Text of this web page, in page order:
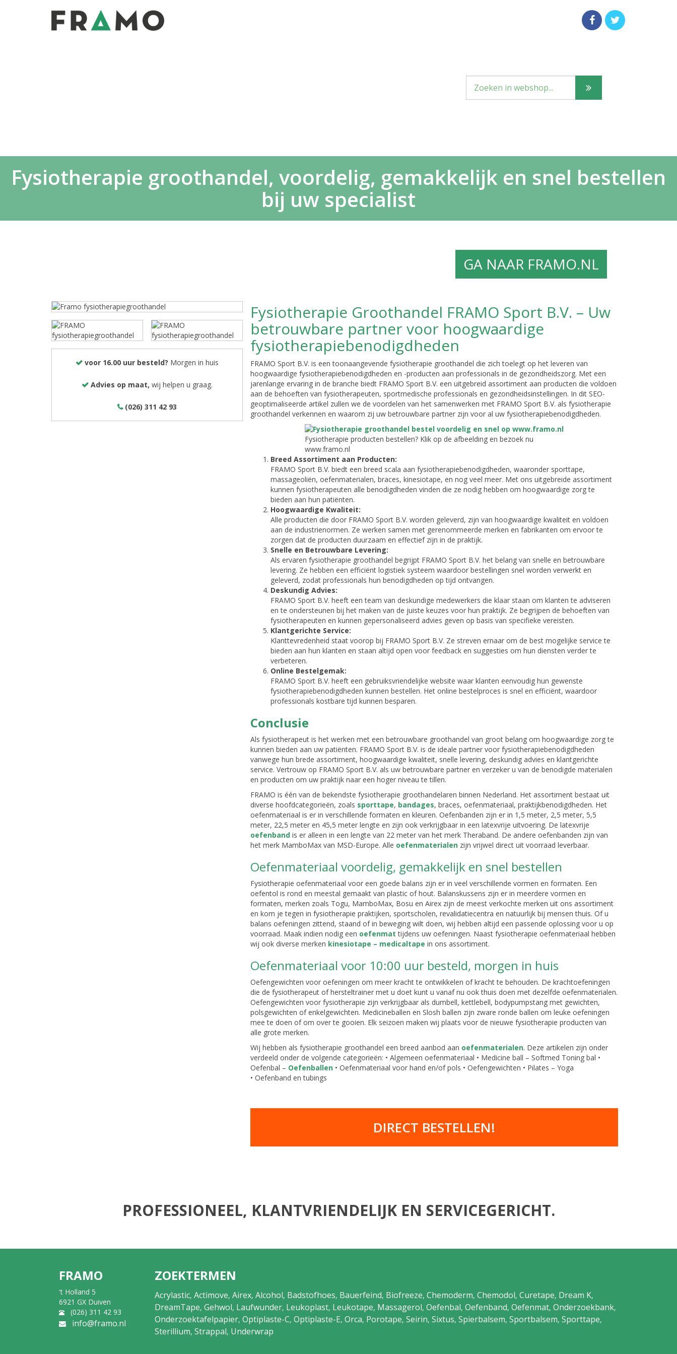
Fysiotherapie groothandel, voordelig, gemakkelijk en snel bestellen
bij uw specialist
GA NAAR FRAMO.NL
voor 16.00 uur besteld? Morgen in huis
Advies op maat, wij helpen u graag.
(026) 311 42 93
Fysiotherapie Groothandel FRAMO Sport B.V. – Uw
betrouwbare partner voor hoogwaardige
fysiotherapiebenodigdheden
FRAMO Sport B.V. is een toonaangevende fysiotherapie groothandel die zich toelegt op het leveren van
hoogwaardige fysiotherapiebenodigdheden en -producten aan professionals in de gezondheidszorg. Met een
jarenlange ervaring in de branche biedt FRAMO Sport B.V. een uitgebreid assortiment aan producten die voldoen
aan de behoeften van fysiotherapeuten, sportmedische professionals en gezondheidsinstellingen. In dit SEO-
geoptimaliseerde artikel zullen we de voordelen van het samenwerken met FRAMO Sport B.V. als fysiotherapie
groothandel verkennen en waarom zij uw betrouwbare partner zijn voor al uw fysiotherapiebenodigdheden.
Fysiotherapie producten bestellen? Klik op de afbeelding en bezoek nu
www.framo.nl
Breed Assortiment aan Producten:
FRAMO Sport B.V. biedt een breed scala aan fysiotherapiebenodigdheden, waaronder sporttape,
massageoliën, oefenmaterialen, braces, kinesiotape, en nog veel meer. Met ons uitgebreide assortiment
kunnen fysiotherapeuten alle benodigdheden vinden die ze nodig hebben om hoogwaardige zorg te
bieden aan hun patiënten.
Hoogwaardige Kwaliteit:
Alle producten die door FRAMO Sport B.V. worden geleverd, zijn van hoogwaardige kwaliteit en voldoen
aan de industrienormen. Ze werken samen met gerenommeerde merken en fabrikanten om ervoor te
zorgen dat de producten duurzaam en effectief zijn in de praktijk.
Snelle en Betrouwbare Levering:
Als ervaren fysiotherapie groothandel begrijpt FRAMO Sport B.V. het belang van snelle en betrouwbare
levering. Ze hebben een efficiënt logistiek systeem waardoor bestellingen snel worden verwerkt en
geleverd, zodat professionals hun benodigdheden op tijd ontvangen.
Deskundig Advies:
FRAMO Sport B.V. heeft een team van deskundige medewerkers die klaar staan om klanten te adviseren
en te ondersteunen bij het maken van de juiste keuzes voor hun praktijk. Ze begrijpen de behoeften van
fysiotherapeuten en kunnen gepersonaliseerd advies geven op basis van specifieke vereisten.
Klantgerichte Service:
Klanttevredenheid staat voorop bij FRAMO Sport B.V. Ze streven ernaar om de best mogelijke service te
bieden aan hun klanten en staan altijd open voor feedback en suggesties om hun diensten verder te
verbeteren.
Online Bestelgemak:
FRAMO Sport B.V. heeft een gebruiksvriendelijke website waar klanten eenvoudig hun gewenste
fysiotherapiebenodigdheden kunnen bestellen. Het online bestelproces is snel en efficiënt, waardoor
professionals kostbare tijd kunnen besparen.
Conclusie
Als fysiotherapeut is het werken met een betrouwbare groothandel van groot belang om hoogwaardige zorg te
kunnen bieden aan uw patiënten. FRAMO Sport B.V. is de ideale partner voor fysiotherapiebenodigdheden
vanwege hun brede assortiment, hoogwaardige kwaliteit, snelle levering, deskundig advies en klantgerichte
service. Vertrouw op FRAMO Sport B.V. als uw betrouwbare partner en verzeker u van de benodigde materialen
en producten om uw praktijk naar een hoger niveau te tillen.
FRAMO is één van de bekendste fysiotherapie groothandelaren binnen Nederland. Het assortiment bestaat uit
diverse hoofdcategorieën, zoals sporttape, bandages, braces, oefenmateriaal, praktijkbenodigdheden. Het
oefenmateriaal is er in verschillende formaten en kleuren. Oefenbanden zijn er in 1,5 meter, 2,5 meter, 5,5
meter, 22,5 meter en 45,5 meter lengte en zijn ook verkrijgbaar in een latexvrije uitvoering. De latexvrije
oefenband is er alleen in een lengte van 22 meter van het merk Theraband. De andere oefenbanden zijn van
het merk MamboMax van MSD-Europe. Alle oefenmaterialen zijn vrijwel direct uit voorraad leverbaar.
Oefenmateriaal voordelig, gemakkelijk en snel bestellen
Fysiotherapie oefenmateriaal voor een goede balans zijn er in veel verschillende vormen en formaten. Een
oefentol is rond en meestal gemaakt van plastic of hout. Balanskussens zijn er in meerdere vormen en
formaten, merken zoals Togu, MamboMax, Bosu en Airex zijn de meest verkochte merken uit ons assortiment
en kom je tegen in fysiotherapie praktijken, sportscholen, revalidatiecentra en natuurlijk bij mensen thuis. Of u
balans oefeningen zittend, staand of in beweging wilt doen, wij hebben altijd een passende oplossing voor u op
voorraad. Maak indien nodig een oefenmat tijdens uw oefeningen. Naast fysiotherapie oefenmateriaal hebben
wij ook diverse merken kinesiotape – medicaltape in ons assortiment.
Oefenmateriaal voor 10:00 uur besteld, morgen in huis
Oefengewichten voor oefeningen om meer kracht te ontwikkelen of kracht te behouden. De krachtoefeningen
die de fysiotherapeut of hersteltrainer met u doet kunt u vanaf nu ook thuis doen met dezelfde oefenmaterialen.
Oefengewichten voor fysiotherapie zijn verkrijgbaar als dumbell, kettlebell, bodypumpstang met gewichten,
polsgewichten of enkelgewichten. Medicineballen en Slosh ballen zijn zware ronde ballen om leuke oefeningen
mee te doen of om over te gooien. Elk seizoen maken wij plaats voor de nieuwe fysiotherapie producten van
alle grote merken.
Wij hebben als fysiotherapie groothandel een breed aanbod aan oefenmaterialen. Deze artikelen zijn onder
verdeeld onder de volgende categorieën: • Algemeen oefenmateriaal • Medicine ball – Softmed Toning bal •
Oefenbal – Oefenballen • Oefenmateriaal voor hand en/of pols • Oefengewichten • Pilates – Yoga
• Oefenband en tubings
DIRECT BESTELLEN!
PROFESSIONEEL, KLANTVRIENDELIJK EN SERVICEGERICHT.
FRAMO
't Holland 5
6921 GX Duiven
(026) 311 42 93
info@framo.nl
ZOEKTERMEN
Acrylastic, Actimove, Airex, Alcohol, Badstofhoes, Bauerfeind, Biofreeze, Chemoderm, Chemodol, Curetape, Dream K,
DreamTape, Gehwol, Laufwunder, Leukoplast, Leukotape, Massagerol, Oefenbal, Oefenband, Oefenmat, Onderzoekbank,
Onderzoektafelpapier, Optiplaste-C, Optiplaste-E, Orca, Porotape, Seirin, Sixtus, Spierbalsem, Sportbalsem, Sporttape,
Sterillium, Strappal, Underwrap